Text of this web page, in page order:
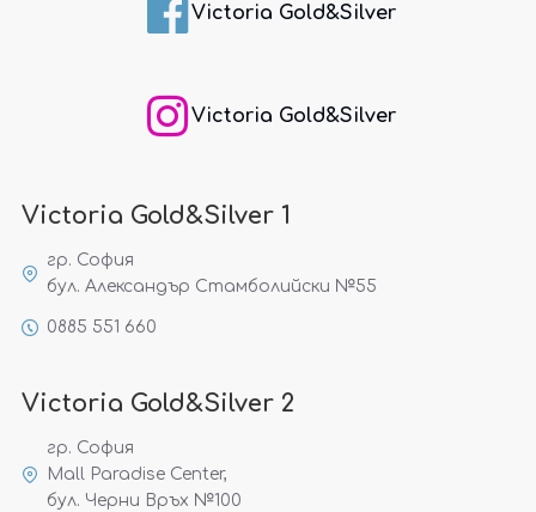
Victoria Gold&Silver
Victoria Gold&Silver
Victoria Gold&Silver 1
гр. София
бул. Александър Стамболийски №55
0885 551 660
Victoria Gold&Silver 2
гр. София
Mall Paradise Center,
бул. Черни Връх №100